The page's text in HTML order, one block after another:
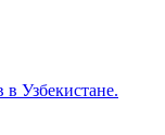
Узбекистане.